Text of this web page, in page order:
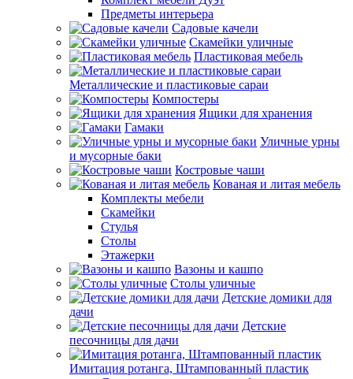
Предметы интерьера
Садовые качели
Скамейки уличные
Пластиковая мебель
Металлические и пластиковые сараи
Компостеры
Ящики для хранения
Гамаки
Уличные урны
и мусорные баки
Костровые чаши
Кованая и литая мебель
Комплекты мебели
Скамейки
Стулья
Столы
Этажерки
Вазоны и кашпо
Столы уличные
Детские домики для
дачи
Детские
песочницы для дачи
Имитация ротанга, Штампованный пластик